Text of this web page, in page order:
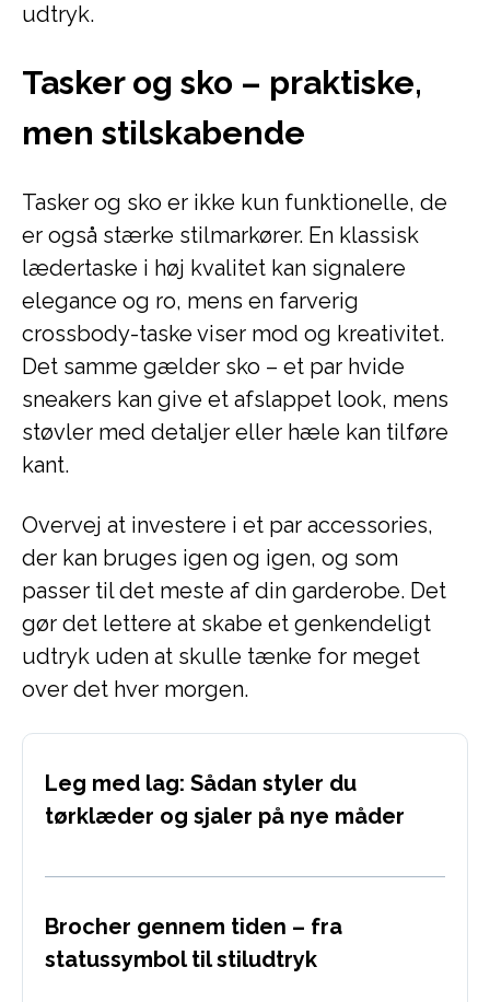
udtryk.
Tasker og sko – praktiske,
men stilskabende
Tasker og sko er ikke kun funktionelle, de
er også stærke stilmarkører. En klassisk
lædertaske i høj kvalitet kan signalere
elegance og ro, mens en farverig
crossbody-taske viser mod og kreativitet.
Det samme gælder sko – et par hvide
sneakers kan give et afslappet look, mens
støvler med detaljer eller hæle kan tilføre
kant.
Overvej at investere i et par accessories,
der kan bruges igen og igen, og som
passer til det meste af din garderobe. Det
gør det lettere at skabe et genkendeligt
udtryk uden at skulle tænke for meget
over det hver morgen.
Leg med lag: Sådan styler du
tørklæder og sjaler på nye måder
Brocher gennem tiden – fra
statussymbol til stiludtryk